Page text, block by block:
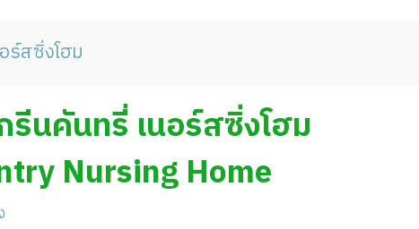
ร์สซิ่งโฮม
นคันทรี่ เนอร์สซิ่งโฮม
Nursing Home